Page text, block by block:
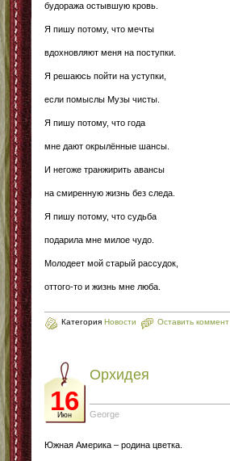
будоража остывшую кровь.
Я пишу потому, что мечты
вдохновляют меня на поступки.
Я решаюсь пойти на уступки,
если помыслы Музы чисты.
Я пишу потому, что года
мне дают окрылённые шансы.
И негоже транжирить авансы
на смиренную жизнь без следа.
Я пишу потому, что судьба
подарила мне милое чудо.
Молодеет мой старый рассудок,
оттого-то и жизнь мне люба.
Категория Новости Оставить коммент
16
Июн
Орхидея
George
Южная Америка – родина цветка.